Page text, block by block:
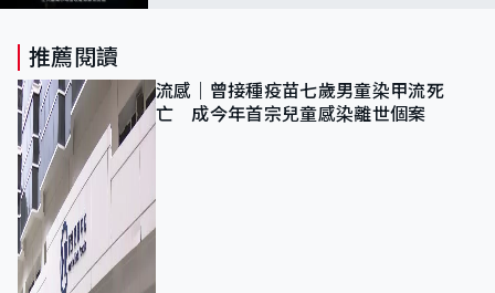
推薦閱讀
流感｜曾接種疫苗七歲男童染甲流死
亡 成今年首宗兒童感染離世個案